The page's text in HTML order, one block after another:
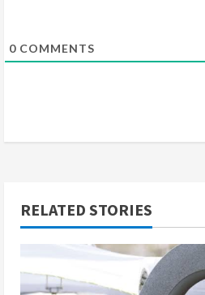
0 COMMENTS
RELATED STORIES